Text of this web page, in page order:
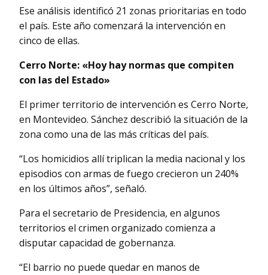
Ese análisis identificó 21 zonas prioritarias en todo
el país. Este año comenzará la intervención en
cinco de ellas.
Cerro Norte: «Hoy hay normas que compiten
con las del Estado»
El primer territorio de intervención es Cerro Norte,
en Montevideo. Sánchez describió la situación de la
zona como una de las más críticas del país.
“Los homicidios allí triplican la media nacional y los
episodios con armas de fuego crecieron un 240%
en los últimos años”, señaló.
Para el secretario de Presidencia, en algunos
territorios el crimen organizado comienza a
disputar capacidad de gobernanza.
“El barrio no puede quedar en manos de